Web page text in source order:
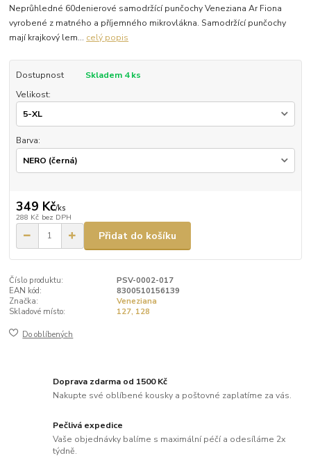
Neprůhledné 60denierové samodržící punčochy Veneziana Ar Fiona
vyrobené z matného a příjemného mikrovlákna. Samodržící punčochy
mají krajkový lem... celý popis
Dostupnost
Skladem 4 ks
Velikost:
Barva:
349 Kč/ks
288 Kč bez DPH
Přidat do košíku
Číslo produktu:
PSV-0002-017
EAN kód:
8300510156139
Značka:
Veneziana
Skladové místo:
127, 128
Do oblíbených
Doprava zdarma od 1500 Kč
Nakupte své oblíbené kousky a poštovné zaplatíme za vás.
Pečlivá expedice
Vaše objednávky balíme s maximální péčí a odesíláme 2x
týdně.